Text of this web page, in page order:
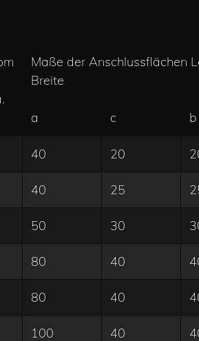
Maße der Anschlussflächen
Breite
a c b
40 20
40 25
50 30
80 40
80 40
100 40